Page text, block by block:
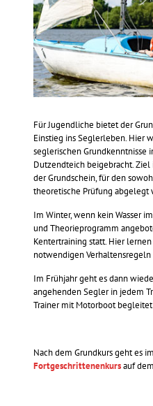
Für Jugendliche bietet der
Einstieg ins Seglerleben. Hier
seglerischen Grundkenntnisse
Dutzendteich beigebracht.
der Grundschein, für den
theoretische Prüfung abgelegt
Im Winter, wenn kein Wasser
und Theorieprogramm
Kentertraining statt. Hier
notwendigen
Im Frühjahr geht es dann
angehenden Segler in jedem
Trainer mit Motorboot
Nach dem Grundkurs geht es
Fortgeschrittenenkursauf